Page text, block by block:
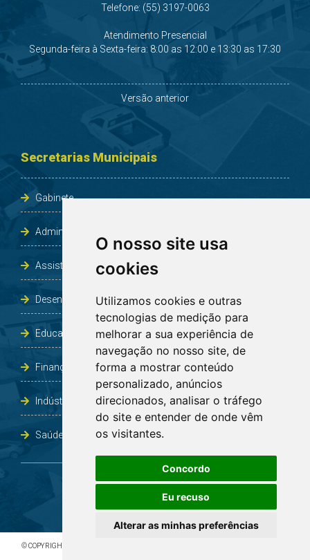
O nosso site usa
cookies
Utilizamos cookies e outras
tecnologias de medição para
melhorar a sua experiência de
navegação no nosso site, de
forma a mostrar conteúdo
personalizado, anúncios
direcionados, analisar o tráfego
do site e entender de onde vêm
os visitantes.
Concordo
Eu recuso
Alterar as minhas preferências
Telefone: (55) 3197-0063
Atendimento Presencial
Segunda-feira à Sexta-feira: 8:00 as 12:00 e 13:30 as 17:30
Versão anterior
Secretarias Municipais
Gabinete
Administração e Planejamento
Assistência Social e Habitação
Desenvolvimento e Obras
Educação, Cultura, Desporto, Lazer e Turismo
Finanças
Indústria, Comércio, Agricultura e Meio Ambiente
Saúde
© COPYRIGHT 2026 - TODOS OS DIREITOS RESERVADOS À PREFEITURA DE BOA VISTA DO